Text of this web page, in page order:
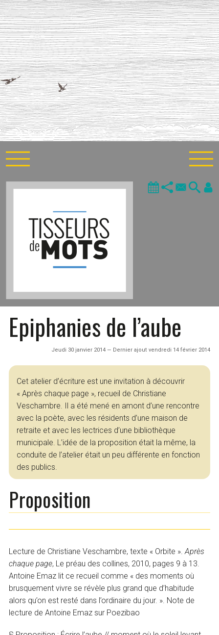
Epiphanies de l’aube
Jeudi 30 janvier 2014 — Dernier ajout vendredi 14 février 2014
Cet atelier d’écriture est une invitation à découvrir
« Après chaque page », recueil de Christiane
Veschambre. Il a été mené en amont d’une rencontre
avec la poète, avec les résidents d’une maison de
retraite et avec les lectrices d’une bibliothèque
municipale. L’idée de la proposition était la même, la
conduite de l’atelier était un peu différente en fonction
des publics.
Proposition
Lecture de Christiane Veschambre, texte « Orbite ».Après
chaque page, Le préau des collines, 2010, pages 9 à 13.
Antoine Emaz lit ce recueil comme « des moments où
brusquement vivre se révèle plus grand que d’habitude
alors qu’on est resté dans l’ordinaire du jour. ». Note de
lecture de Antoine Emaz sur Poezibao